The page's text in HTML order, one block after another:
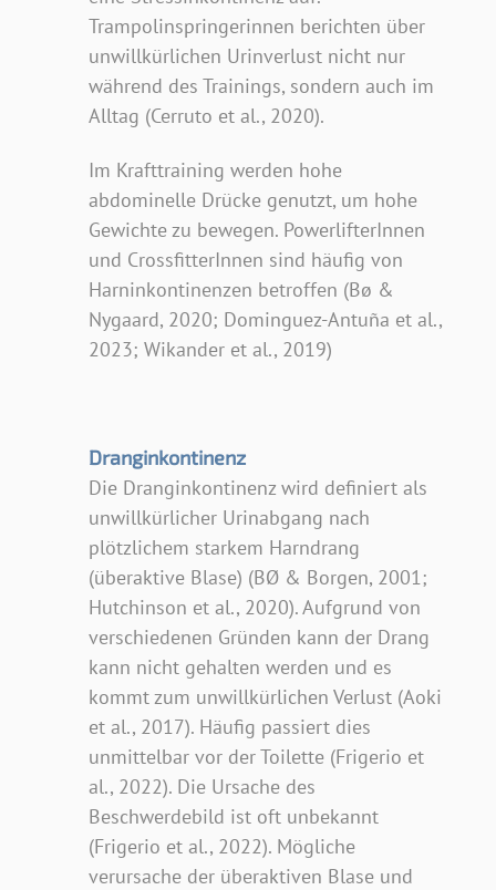
Trampolinspringerinnen berichten über
unwillkürlichen Urinverlust nicht nur
während des Trainings, sondern auch im
Alltag (Cerruto et al., 2020).
Im Krafttraining werden hohe
abdominelle Drücke genutzt, um hohe
Gewichte zu bewegen. PowerlifterInnen
und CrossfitterInnen sind häufig von
Harninkontinenzen betroffen (Bø &
Nygaard, 2020; Dominguez-Antuña et al.,
2023; Wikander et al., 2019)
Dranginkontinenz
Die Dranginkontinenz wird definiert als
unwillkürlicher Urinabgang nach
plötzlichem starkem Harndrang
(überaktive Blase) (BØ & Borgen, 2001;
Hutchinson et al., 2020). Aufgrund von
verschiedenen Gründen kann der Drang
kann nicht gehalten werden und es
kommt zum unwillkürlichen Verlust (Aoki
et al., 2017). Häufig passiert dies
unmittelbar vor der Toilette (Frigerio et
al., 2022). Die Ursache des
Beschwerdebild ist oft unbekannt
(Frigerio et al., 2022). Mögliche
verursache der überaktiven Blase und